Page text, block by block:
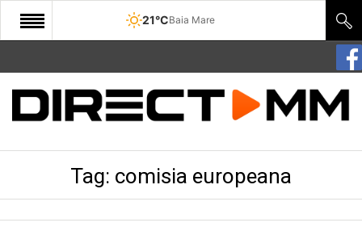
21°CBaia Mare
START
COMUNITATE
CULTURATag: comisia europeana